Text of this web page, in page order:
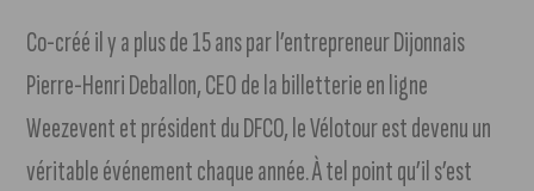
Co-créé il y a plus de 15 ans par l’entrepreneur Dijonnais
Pierre-Henri Deballon, CEO de la billetterie en ligne
Weezevent et président du DFCO, le Vélotour est devenu un
véritable événement chaque année. À tel point qu’il s’est